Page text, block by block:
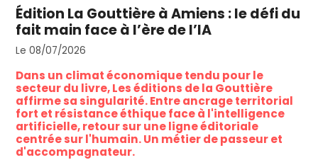
Édition La Gouttière à Amiens : le défi du
fait main face à l’ère de l’IA
Le 08/07/2026
Dans un climat économique tendu pour le
secteur du livre, Les éditions de la Gouttière
affirme sa singularité. Entre ancrage territorial
fort et résistance éthique face à l'intelligence
artificielle, retour sur une ligne éditoriale
centrée sur l'humain. Un métier de passeur et
d'accompagnateur.